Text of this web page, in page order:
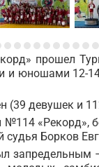
прошел
и юношами 12-
(39 девушек и
«Рекорд»,
Борков
запредельным